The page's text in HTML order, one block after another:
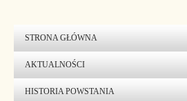
STRONA GŁÓWNA
AKTUALNOŚCI
HISTORIA POWSTANIA